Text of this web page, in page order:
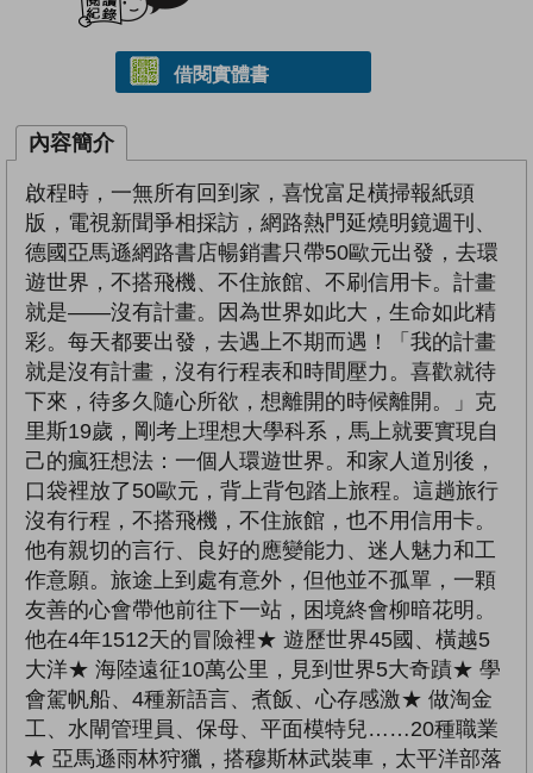
借閱實體書
內容簡介
啟程時，一無所有回到家，喜悅富足橫掃報紙頭
版，電視新聞爭相採訪，網路熱門延燒明鏡週刊、
德國亞馬遜網路書店暢銷書只帶50歐元出發，去環
遊世界，不搭飛機、不住旅館、不刷信用卡。計畫
就是——沒有計畫。因為世界如此大，生命如此精
彩。每天都要出發，去遇上不期而遇！「我的計畫
就是沒有計畫，沒有行程表和時間壓力。喜歡就待
下來，待多久隨心所欲，想離開的時候離開。」克
里斯19歲，剛考上理想大學科系，馬上就要實現自
己的瘋狂想法：一個人環遊世界。和家人道別後，
口袋裡放了50歐元，背上背包踏上旅程。這趟旅行
沒有行程，不搭飛機，不住旅館，也不用信用卡。
他有親切的言行、良好的應變能力、迷人魅力和工
作意願。旅途上到處有意外，但他並不孤單，一顆
友善的心會帶他前往下一站，困境終會柳暗花明。
他在4年1512天的冒險裡★ 遊歷世界45國、橫越5
大洋★ 海陸遠征10萬公里，見到世界5大奇蹟★ 學
會駕帆船、4種新語言、煮飯、心存感激★ 做淘金
工、水閘管理員、保母、平面模特兒……20種職業
★ 亞馬遜雨林狩獵，搭穆斯林武裝車，太平洋部落